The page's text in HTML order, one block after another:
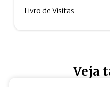
Livro de Visitas
Veja